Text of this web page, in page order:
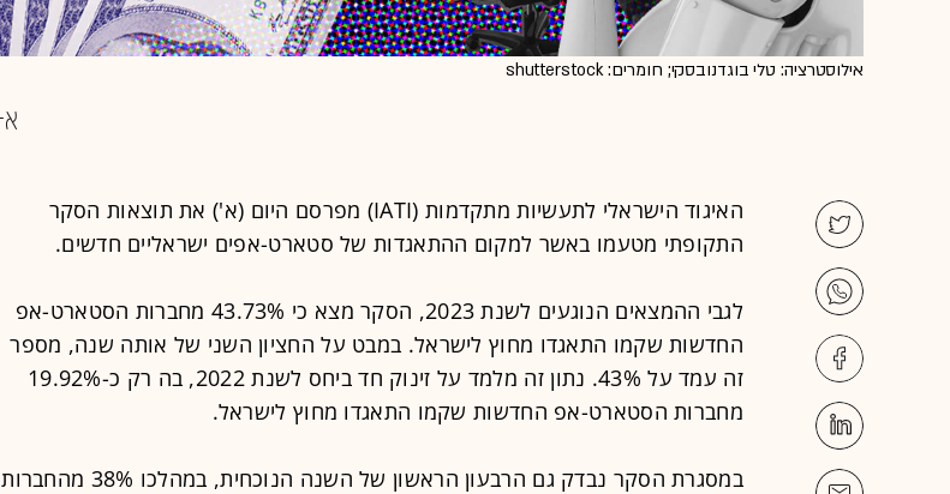
אילוסטרציה: טלי בוגדנובסקי; חומרים: shutterstock
האיגוד הישראלי לתעשיות מתקדמות (IATI) מפרסם היום (א') את תוצאות הסקר
התקופתי מטעמו באשר למקום ההתאגדות של סטארט-אפים ישראליים חדשים.
לגבי ההמצאים הנוגעים לשנת 2023, הסקר מצא כי 43.73% מחברות הסטארט-אפ
החדשות שקמו התאגדו מחוץ לישראל. במבט על החציון השני של אותה שנה, מספר
זה עמד על 43%. נתון זה מלמד על זינוק חד ביחס לשנת 2022, בה רק כ-19.92%
מחברות הסטארט-אפ החדשות שקמו התאגדו מחוץ לישראל.
במסגרת הסקר נבדק גם הרבעון הראשון של השנה הנוכחית, במהלכו 38% מהחברות